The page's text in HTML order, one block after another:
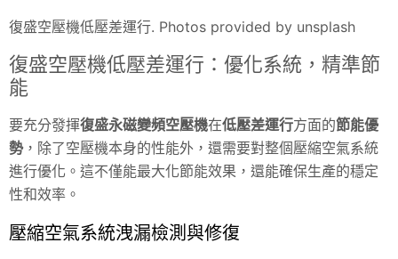
復盛空壓機低壓差運行. Photos provided by unsplash
復盛空壓機低壓差運行：優化系統，精準節
能
要充分發揮復盛永磁變頻空壓機在低壓差運行方面的節能優
勢，除了空壓機本身的性能外，還需要對整個壓縮空氣系統
進行優化。這不僅能最大化節能效果，還能確保生產的穩定
性和效率。
壓縮空氣系統洩漏檢測與修復